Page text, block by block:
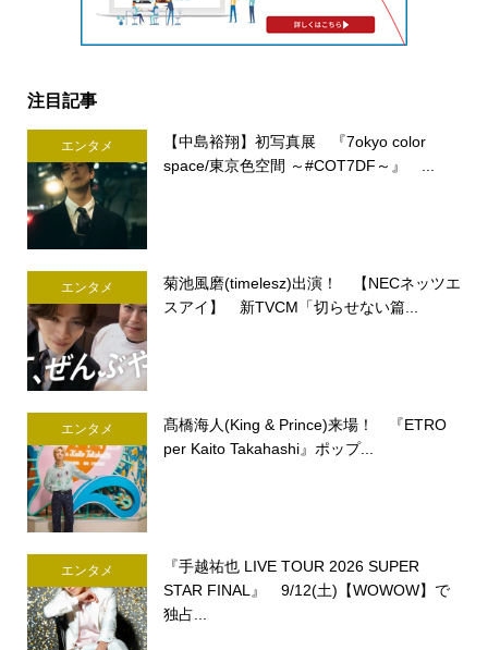
注目記事
エンタメ
【中島裕翔】初写真展 『7okyo color
space/東京色空間 ～#COT7DF～』 ...
エンタメ
菊池風磨(timelesz)出演！ 【NECネッツエ
スアイ】 新TVCM「切らせない篇...
エンタメ
髙橋海人(King & Prince)来場！ 『ETRO
per Kaito Takahashi』ポップ...
エンタメ
『手越祐也 LIVE TOUR 2026 SUPER
STAR FINAL』 9/12(土)【WOWOW】で
独占...